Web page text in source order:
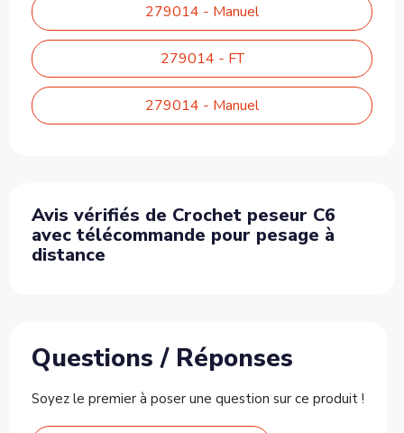
279014 - Manuel
279014 - FT
279014 - Manuel
Avis vérifiés de Crochet peseur C6
avec télécommande pour pesage à
distance
Questions / Réponses
Soyez le premier à poser une question sur ce produit !